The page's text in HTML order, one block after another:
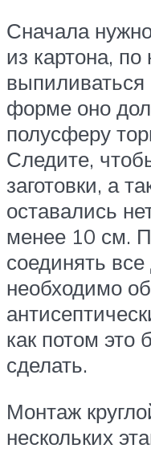
Сначала
из картона, по
форме оно
полусферу
Следите,
заготовки, а
оставались
менее 10 см.
соединять
необходимо
как потом это
сделать.
Монтаж
нескольких